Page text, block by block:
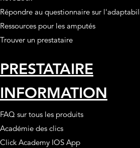
Répondre au questionnaire sur
Ressources pour les amputés
Trouver un prestataire
PRESTATAIRE
INFORMATION
FAQ sur tous les produits
Académie des clics
Click Academy IOS App